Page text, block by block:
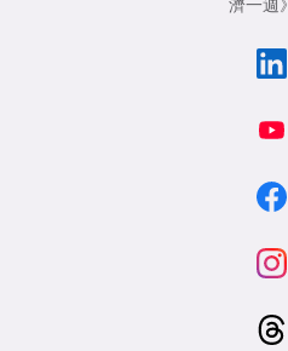
濟一週》